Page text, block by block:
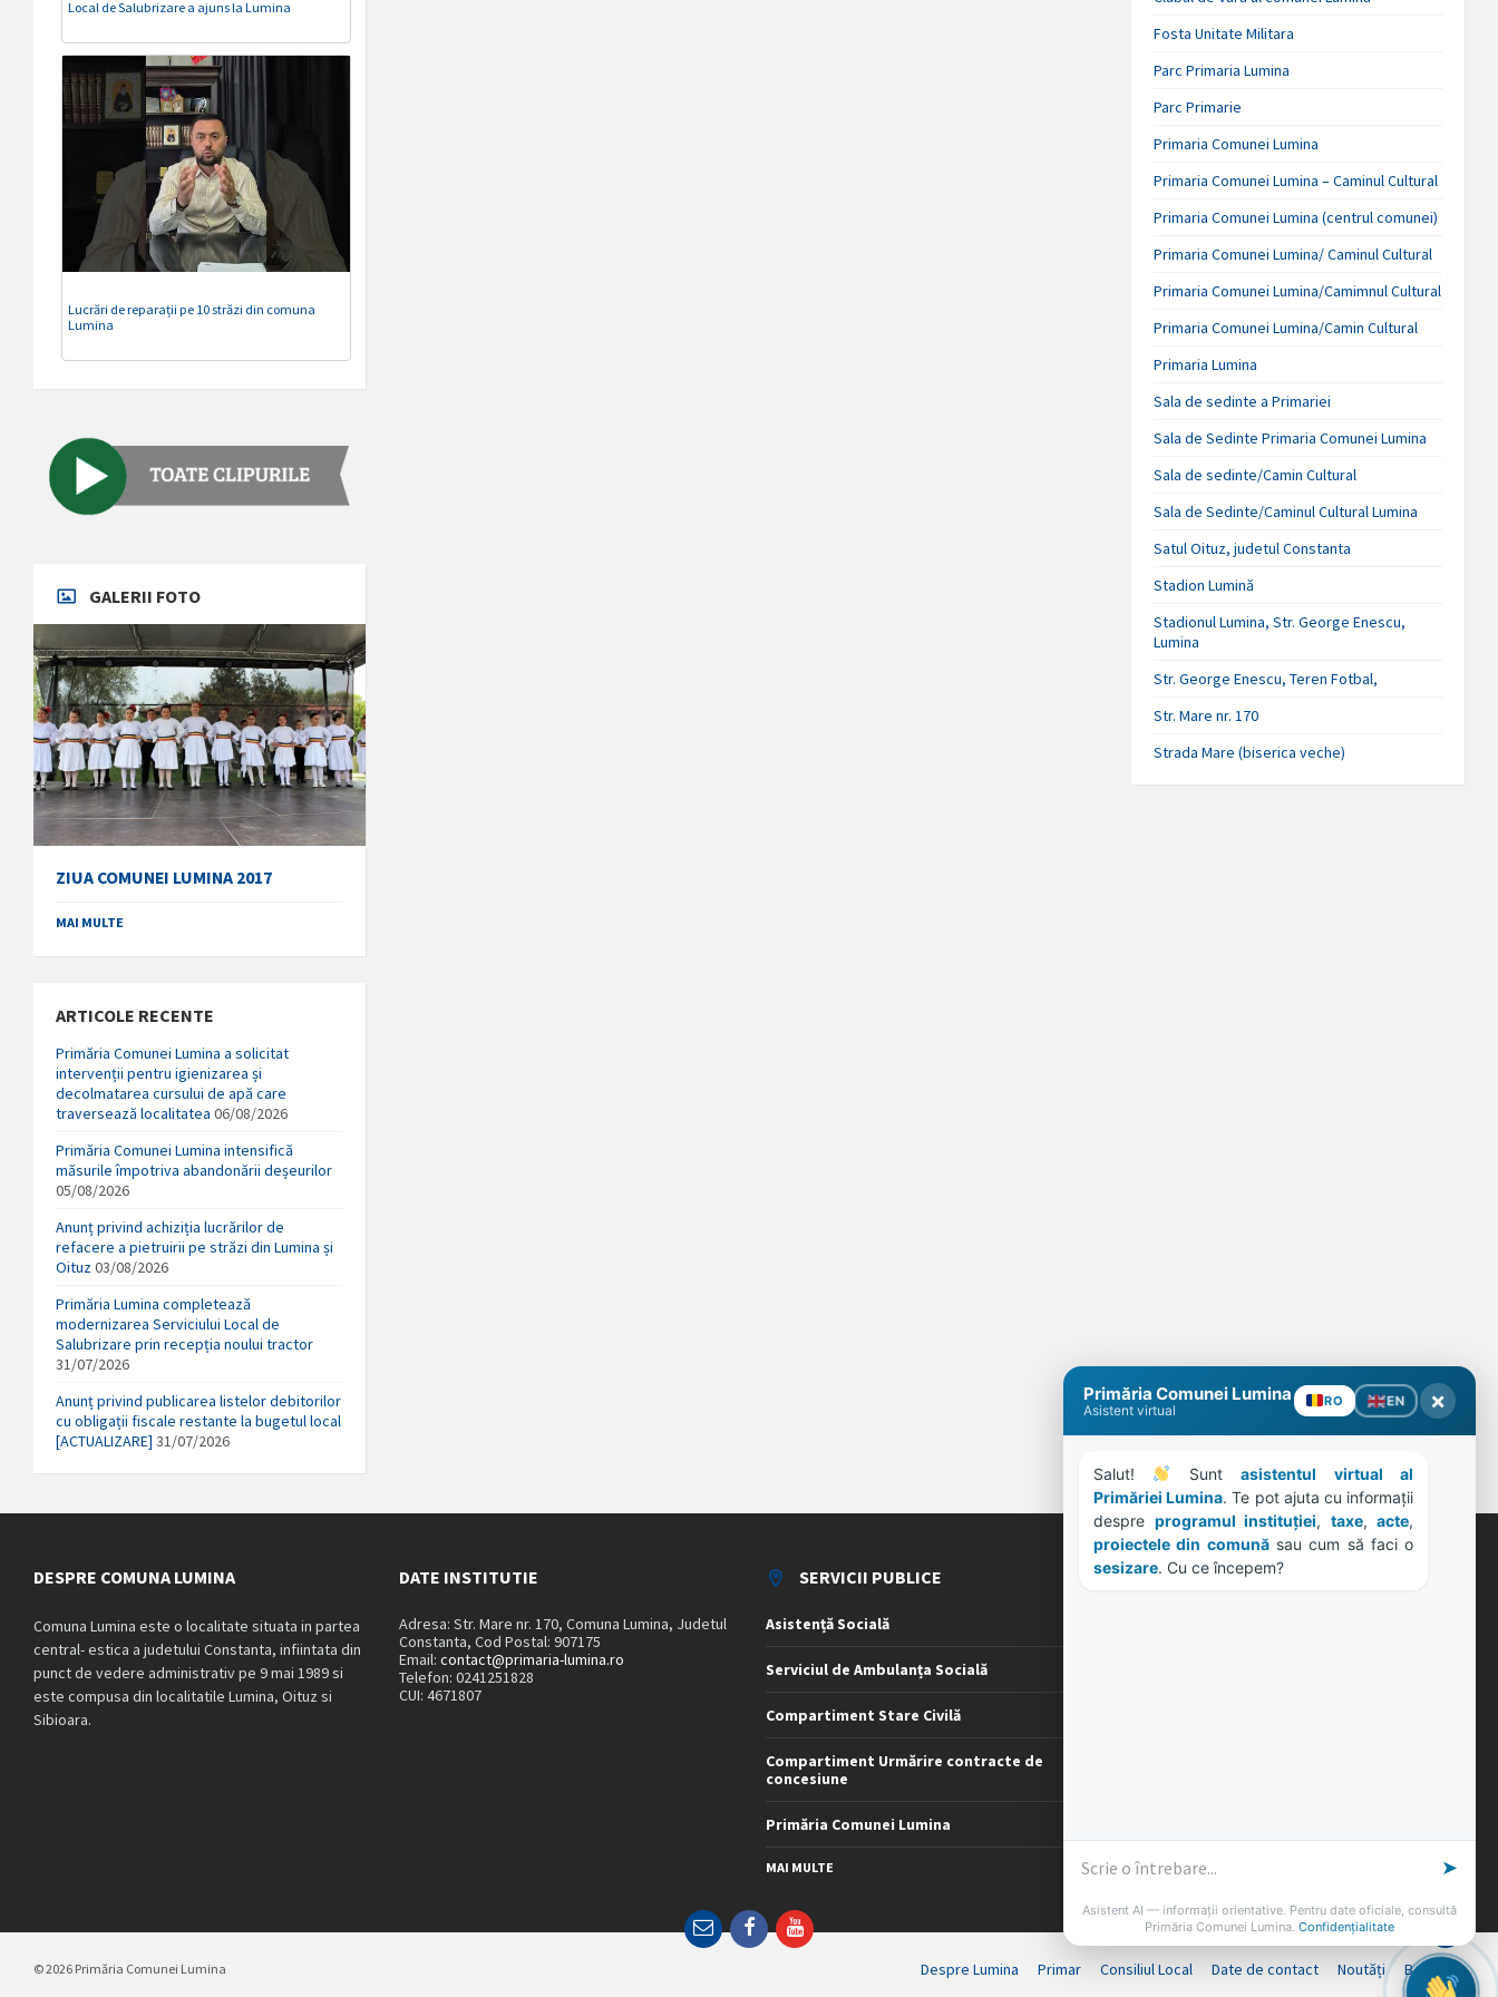
Local de Salubrizare a ajuns la Lumina
Lucrări de reparații pe 10 străzi din comuna
Lumina
GALERII FOTO
ZIUA COMUNEI LUMINA 2017
MAI MULTE
ARTICOLE RECENTE
Primăria Comunei Lumina a solicitat
intervenții pentru igienizarea și
decolmatarea cursului de apă care
traversează localitatea 06/08/2026
Primăria Comunei Lumina intensifică
măsurile împotriva abandonării deșeurilor
05/08/2026
Anunț privind achiziția lucrărilor de
refacere a pietruirii pe străzi din Lumina și
Oituz03/08/2026
Primăria Lumina completează
modernizarea Serviciului Local de
Salubrizare prin recepția noului tractor
31/07/2026
Anunț privind publicarea listelor debitorilor
cu obligații fiscale restante la bugetul local
[ACTUALIZARE] 31/07/2026
Fosta Unitate Militara
Parc Primaria Lumina
Parc Primarie
Primaria Comunei Lumina
Primaria Comunei Lumina – Caminul Cultural
Primaria Comunei Lumina (centrul comunei)
Primaria Comunei Lumina/ Caminul Cultural
Primaria Comunei Lumina/Camimnul Cultural
Primaria Comunei Lumina/Camin Cultural
Primaria Lumina
Sala de sedinte a Primariei
Sala de Sedinte Primaria Comunei Lumina
Sala de sedinte/Camin Cultural
Sala de Sedinte/Caminul Cultural Lumina
Satul Oituz, judetul Constanta
Stadion Lumină
Stadionul Lumina, Str. George Enescu,
Lumina
Str. George Enescu, Teren Fotbal,
Str. Mare nr. 170
Strada Mare (biserica veche)
DESPRE COMUNA LUMINA
Comuna Lumina este o localitate situata in partea
central- estica a judetului Constanta, infiintata din
punct de vedere administrativ pe 9 mai 1989 si
este compusa din localitatile Lumina, Oituz si
Sibioara.
DATE INSTITUTIE
Adresa: Str. Mare nr. 170, Comuna Lumina, Judetul
Constanta, Cod Postal: 907175
Email:contact@primaria-lumina.ro
Telefon: 0241251828
CUI: 4671807
SERVICII PUBLICE
Asistență Socială
Serviciul de Ambulanța Socială
Compartiment Stare Civilă
Compartiment Urmărire contracte de
concesiune
Primăria Comunei Lumina
MAI MULTE
ORE DE LUCRU
EmailFacebookYouTube
Despre Lumina Primar Consiliul Local Date de contact Noutăți B-AWARE
© 2026 Primăria Comunei Lumina
Primăria Comunei Lumina
Asistent virtual
RO EN ×
Salut! Sunt asistentul virtual al
Primăriei Lumina. Te pot ajuta cu informații
despre programul instituției, taxe, acte
proiectele din comună
sau cum să faci o
sesizare. Cu ce începem?
➤
Asistent AI — informații orientative. Pentru date oficiale, consultă
Primăria Comunei Lumina. Confidențialitate